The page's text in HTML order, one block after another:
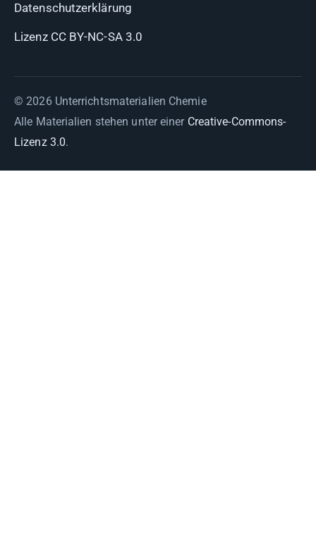
Datenschutzerklärung
Lizenz CC BY-NC-SA 3.0
© 2026 Unterrichtsmaterialien Chemie
Alle Materialien stehen unter einer Creative-Commons-
Lizenz 3.0.